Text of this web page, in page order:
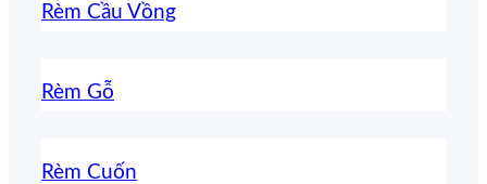
Rèm Cầu Vồng
Rèm Gỗ
Rèm Cuốn